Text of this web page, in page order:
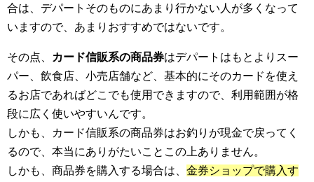
合は、デパートそのものにあまり行かない人が多くなって
いますので、あまりおすすめではないです。
その点、 カード信販系の商品券はデパートはもとよりスー
パー、飲食店、小売店舗など、基本的にそのカードを使え
るお店であればどこでも使用できますので、利用範囲が格
段に広く使いやすいんです。
しかも、カード信販系の商品券はお釣りが現金で戻ってく
るので、本当にありがたいことこの上ありません。
しかも、商品券を購入する場合は、 金券ショップで購入す